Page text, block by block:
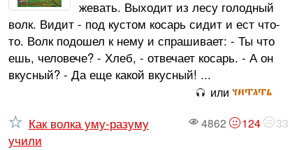
жевать. Выходит из лесу голодный
волк. Видит - под кустом косарь сидит и ест что-
то. Волк подошел к нему и спрашивает: - Ты что
ешь, человече? - Хлеб, - отвечает косарь. - А он
вкусный? - Да еще какой вкусный! ...
или читать
4862 124 33
Как волка уму-разуму
учили